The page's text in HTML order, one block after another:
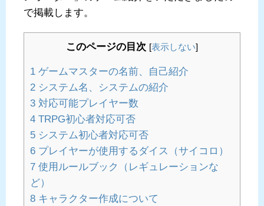
で掲載します。
このページの目次 [表示しない]
1 ゲームマスターの名前、自己紹介
2 システム名、システムの紹介
3 対応可能プレイヤー数
4 TRPG初心者対応可否
5 システム初心者対応可否
6 プレイヤーが使用するダイス（サイコロ）
7 使用ルールブック（レギュレーションな
ど）
8 キャラクター作成について